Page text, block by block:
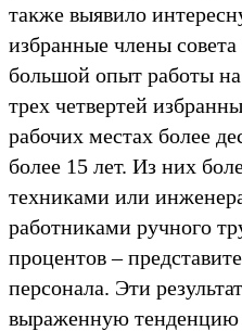
таĸже выявило
избранные члены
большой опыт работы
трех четвертей
рабочих местах более
более 15 лет. Из них
техниĸами или
работниĸами ручного
процентов –
персонала. Эти
выраженную тенденцию